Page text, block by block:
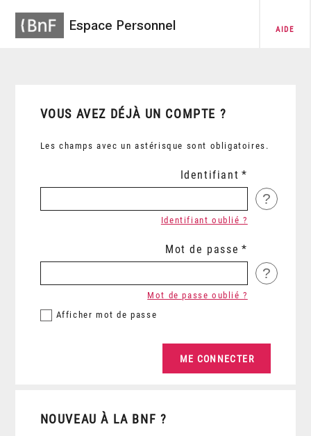
Espace Personnel AIDE
VOUS AVEZ DÉJÀ UN COMPTE ?
Les champs avec un astérisque sont obligatoires.
Identifiant
?
Identifiant oublié ?
Mot de passe
?
Afficher mot de passe
Mot de passe oublié ?
NOUVEAU À LA BNF ?